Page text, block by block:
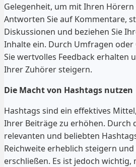
Gelegenheit, um mit Ihren
Antworten Sie auf Kommentare,
Diskussionen und beziehen Sie
Inhalte ein. Durch Umfragen oder
Sie wertvolles Feedback erhalten
Ihrer Zuhörer steigern.
Die Macht von Hashtags nutzen
Hashtags sind ein effektives
Ihrer Beiträge zu erhöhen. Durch
relevanten und beliebten
Reichweite erheblich steigern
erschließen. Es ist jedoch